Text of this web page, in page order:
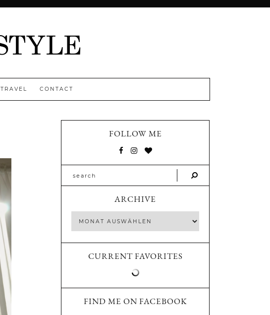
TRAVEL CONTACT
FOLLOW ME
ARCHIVE
CURRENT FAVORITES
FIND ME ON FACEBOOK